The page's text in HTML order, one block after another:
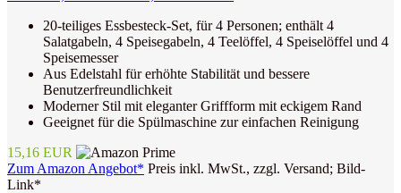
20-teiliges Essbesteck-Set, für 4 Personen; enthält 4
Salatgabeln, 4 Speisegabeln, 4 Teelöffel, 4 Speiselöffel und 4
Speisemesser
Aus Edelstahl für erhöhte Stabilität und bessere
Benutzerfreundlichkeit
Moderner Stil mit eleganter Griffform mit eckigem Rand
Geeignet für die Spülmaschine zur einfachen Reinigung
15,16 EUR
Zum Amazon Angebot* Preis inkl. MwSt., zzgl. Versand; Bild-
Link*